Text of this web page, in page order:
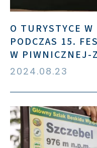
O TURYSTYCE W
PODCZAS 15.
W PIWNICZNEJ-
2024.08.23